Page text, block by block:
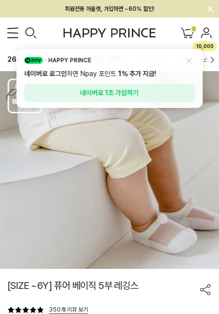
회원전용 아울렛, 가입하면 ~60% 할인!
0
10,000
26SS 신상 BEST BABY[6~12M] 하의/레깅스
[SIZE ~6Y] 퓨어 베이직 5부 레깅스
350개 리뷰 보기
HAPPY PRINCE
네이버로 로그인하면 Npay 포인트1%추가 지급!
네이버로 1초 가입하기